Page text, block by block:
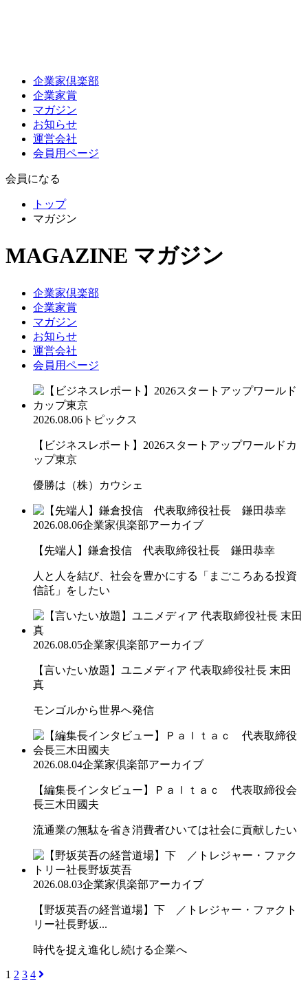
企業家倶楽部
企業家賞
マガジン
お知らせ
運営会社
会員用ページ
会員になる
トップ
マガジン
MAGAZINE マガジン
企業家倶楽部
企業家賞
マガジン
お知らせ
運営会社
会員用ページ
2026.08.06 トピックス
【ビジネスレポート】2026スタートアップワールドカ
ップ東京
優勝は（株）カウシェ
2026.08.06企業家倶楽部アーカイブ
【先端人】鎌倉投信 代表取締役社長 鎌田恭幸
人と人を結び、社会を豊かにする「まごころある投資
信託」をしたい
2026.08.05企業家倶楽部アーカイブ
【言いたい放題】ユニメディア 代表取締役社長 末田
真
モンゴルから世界へ発信
2026.08.04企業家倶楽部アーカイブ
【編集長インタビュー】Ｐａｌｔａｃ 代表取締役会
長三木田國夫
流通業の無駄を省き消費者ひいては社会に貢献したい
2026.08.03企業家倶楽部アーカイブ
【野坂英吾の経営道場】下 ／トレジャー・ファクト
リー社長野坂...
時代を捉え進化し続ける企業へ
1 2 3 4